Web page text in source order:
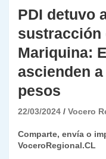
PDI detuvo
sustracción
Mariquina:
ascienden
pesos
22/03/2024 Vocero
Comparte, envía o
VoceroRegional.CL